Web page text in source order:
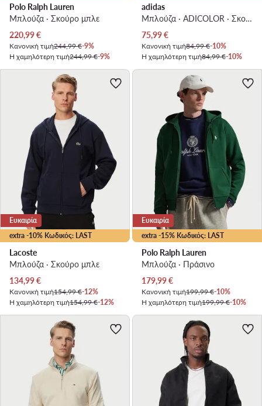
Polo Ralph Lauren
Μπλούζα · Σκούρο μπλε
Τρέχουσα τιμή
220,99€
Κανονική τιμή244,99 €-9%
Η χαμηλότερη τιμή244,99 €-9%
adidas
Μπλούζα · ADICOLOR · Σκούρο πράσινο
Τρέχουσα τιμή
75,99€
Κανονική τιμή84,99 €-10%
Η χαμηλότερη τιμή84,99 €-10%
extra -10% Κωδικός: LAST
Ευκαιρία
Lacoste
Μπλούζα · Σκούρο μπλε
Τρέχουσα τιμή
134,99€
Κανονική τιμή154,99 €-12%
Η χαμηλότερη τιμή154,99 €-12%
extra -15% Κωδικός: LAST
Ευκαιρία
Polo Ralph Lauren
Μπλούζα · Πράσινο
Τρέχουσα τιμή
179,99€
Κανονική τιμή199,99 €-10%
Η χαμηλότερη τιμή199,99 €-10%